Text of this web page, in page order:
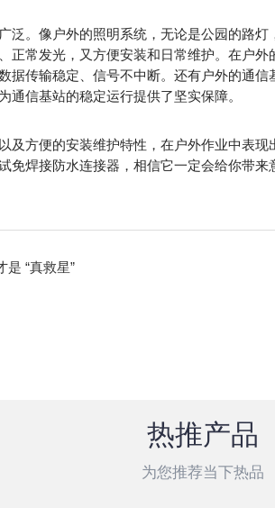
。像户外的照明系统，无论是公园的路灯
常发光，又方便安装和日常维护。在户外
传输稳定、信号不中断。还有户外的通信
信基站的稳定运行提供了坚实保障。
及方便的安装维护特性，在户外作业中表现
焊接防水连接器，相信它一定会给你带来
“真救星”
热推产品
为您推荐当下热品